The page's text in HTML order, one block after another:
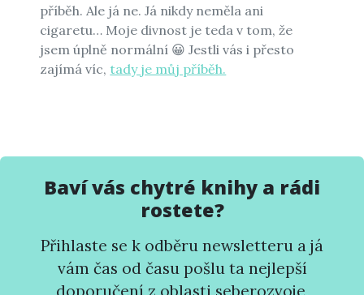
příběh. Ale já ne. Já nikdy neměla ani
cigaretu… Moje divnost je teda v tom, že
jsem úplně normální 😀 Jestli vás i přesto
zajímá víc, tady je můj příběh.
Baví vás chytré knihy a rádi
rostete?
Přihlaste se k odběru newsletteru a já
vám čas od času pošlu ta nejlepší
doporučení z oblasti seberozvoje,